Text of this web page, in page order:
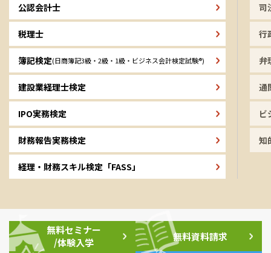
公認会計士
税理士
簿記検定(日商簿記3級・2級・1級・ビジネス会計検定試験®)
建設業経理士検定
IPO実務検定
財務報告実務検定
経理・財務スキル検定「FASS」
司
行
弁
通
ビ
知
無料セミナー
/体験入学
無料資料請求